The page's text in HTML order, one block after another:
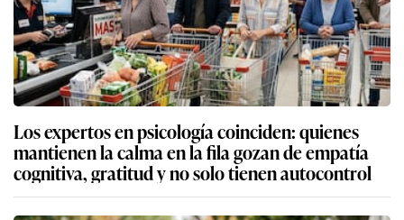
Los expertos en psicología coinciden: quienes
mantienen la calma en la fila gozan de empatía
cognitiva, gratitud y no solo tienen autocontrol